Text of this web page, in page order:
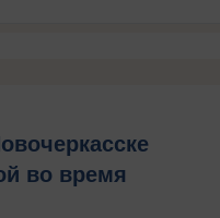
во время